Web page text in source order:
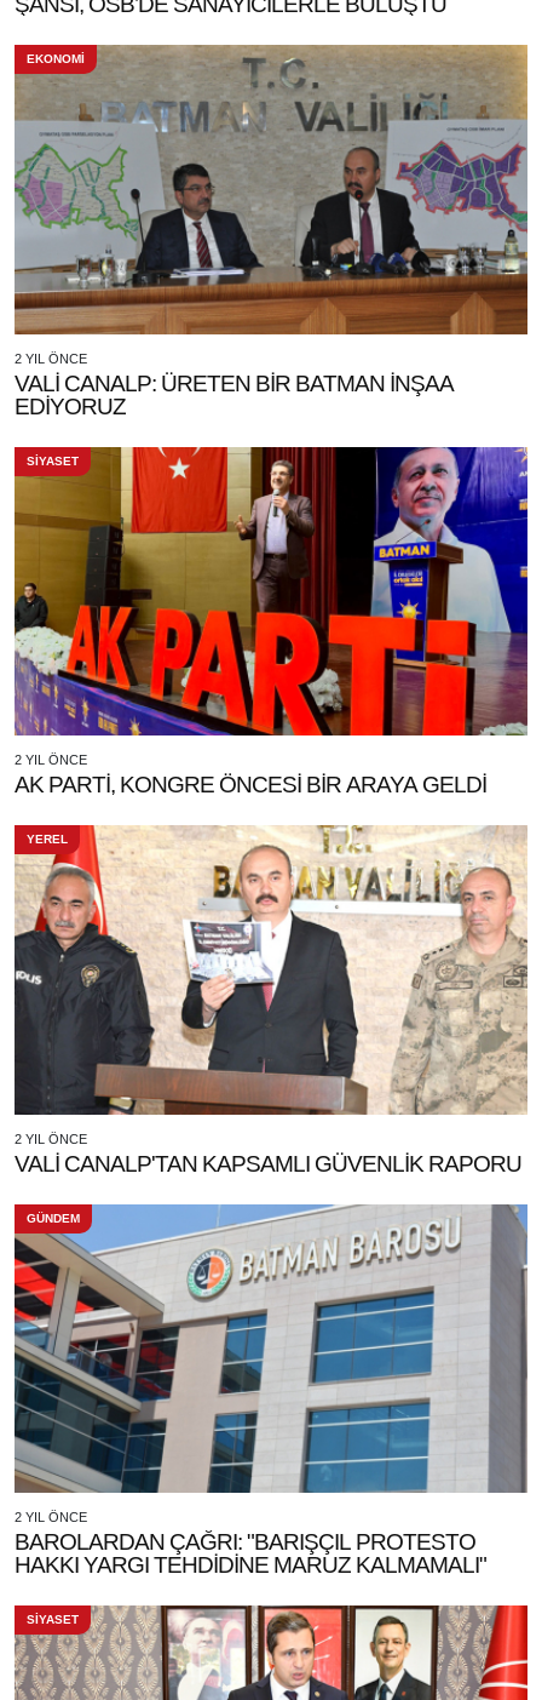
EKONOMİ
2 YIL ÖNCE
VALİ CANALP: ÜRETEN BİR BATMAN İNŞAA
EDİYORUZ
SİYASET
2 YIL ÖNCE
AK PARTİ, KONGRE ÖNCESİ BİR ARAYA GELDİ
YEREL
2 YIL ÖNCE
VALİ CANALP'TAN KAPSAMLI GÜVENLİK RAPORU
GÜNDEM
2 YIL ÖNCE
BAROLARDAN ÇAĞRI: "BARIŞÇIL PROTESTO
HAKKI YARGI TEHDİDİNE MARUZ KALMAMALI"
SİYASET